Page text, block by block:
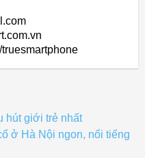
hút giới trẻ nhất
ở Hà Nội ngon, nổi tiếng